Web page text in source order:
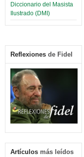
Diccionario del Masista
Ilustrado (DMI)
Reflexiones de Fidel
Artículos más leídos